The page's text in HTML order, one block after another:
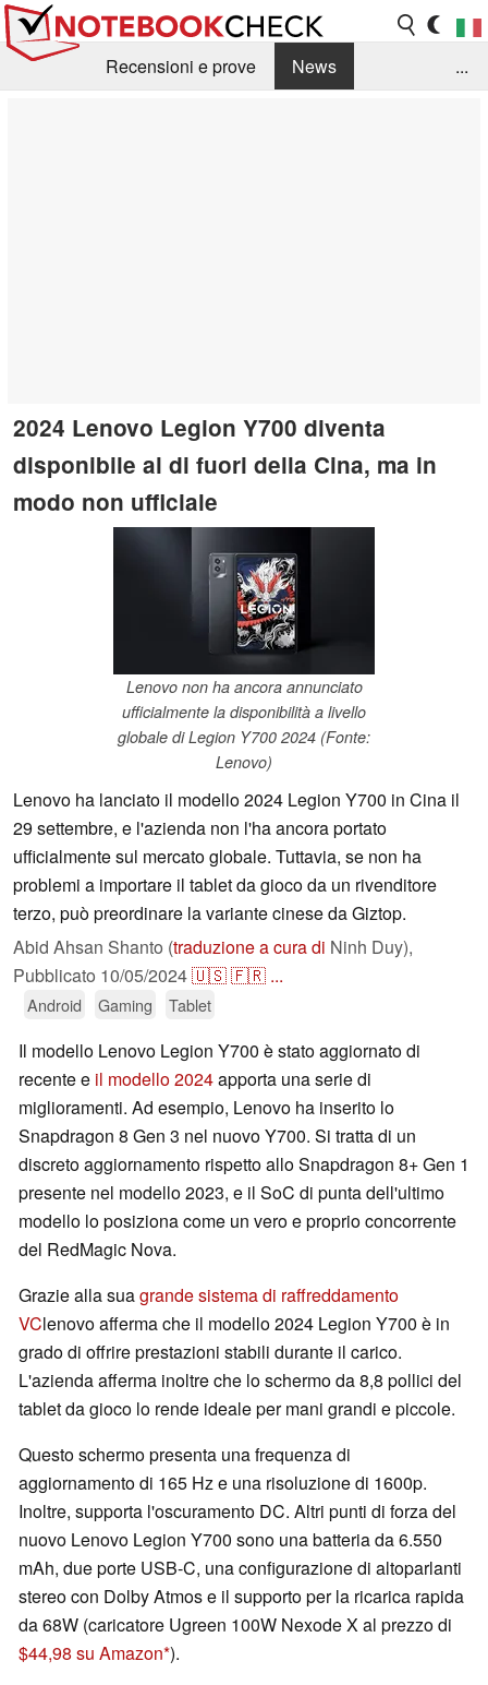
Recensioni e prove
News
...
2024 Lenovo Legion Y700 diventa
disponibile al di fuori della Cina, ma in
modo non ufficiale
Lenovo non ha ancora annunciato
ufficialmente la disponibilità a livello
globale di Legion Y700 2024 (Fonte:
Lenovo)
Lenovo ha lanciato il modello 2024 Legion Y700 in Cina il
29 settembre, e l'azienda non l'ha ancora portato
ufficialmente sul mercato globale. Tuttavia, se non ha
problemi a importare il tablet da gioco da un rivenditore
terzo, può preordinare la variante cinese da Giztop.
Abid Ahsan Shanto (traduzione a cura di Ninh Duy),
Pubblicato 10/05/2024🇺🇸🇫🇷 ...
Android Gaming Tablet
Il modello Lenovo Legion Y700 è stato aggiornato di
recente e il modello 2024apporta una serie di
miglioramenti. Ad esempio, Lenovo ha inserito lo
Snapdragon 8 Gen 3 nel nuovo Y700. Si tratta di un
discreto aggiornamento rispetto allo Snapdragon 8+ Gen 1
presente nel modello 2023, e il SoC di punta dell'ultimo
modello lo posiziona come un vero e proprio concorrente
del RedMagic Nova.
Grazie alla suagrande sistema di raffreddamento
VClenovo afferma che il modello 2024 Legion Y700 è in
grado di offrire prestazioni stabili durante il carico.
L'azienda afferma inoltre che lo schermo da 8,8 pollici del
tablet da gioco lo rende ideale per mani grandi e piccole.
Questo schermo presenta una frequenza di
aggiornamento di 165 Hz e una risoluzione di 1600p.
Inoltre, supporta l'oscuramento DC. Altri punti di forza del
nuovo Lenovo Legion Y700 sono una batteria da 6.550
mAh, due porte USB-C, una configurazione di altoparlanti
stereo con Dolby Atmos e il supporto per la ricarica rapida
da 68W (caricatore Ugreen 100W Nexode X al prezzo di
$44,98 su Amazon ).